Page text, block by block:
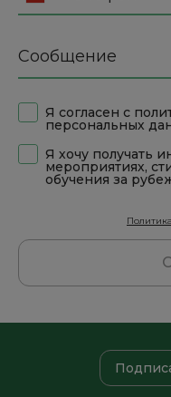
+7
country
Сообщение
Я согласен с
персональных
Я хочу получать
мероприятиях,
обучения за